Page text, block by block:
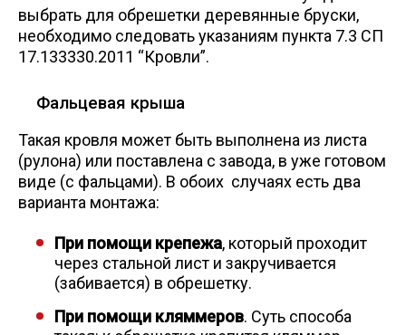
выбрать для обрешетки деревянные бруски,
необходимо следовать указаниям пункта 7.3 СП
17.133330.2011 “Кровли”.
Фальцевая крыша
Такая кровля может быть выполнена из листа
(рулона) или поставлена с завода, в уже готовом
виде (с фальцами). В обоих случаях есть два
варианта монтажа:
При помощи крепежа, который проходит
через стальной лист и закручивается
(забивается) в обрешетку.
При помощи кляммеров. Суть способа